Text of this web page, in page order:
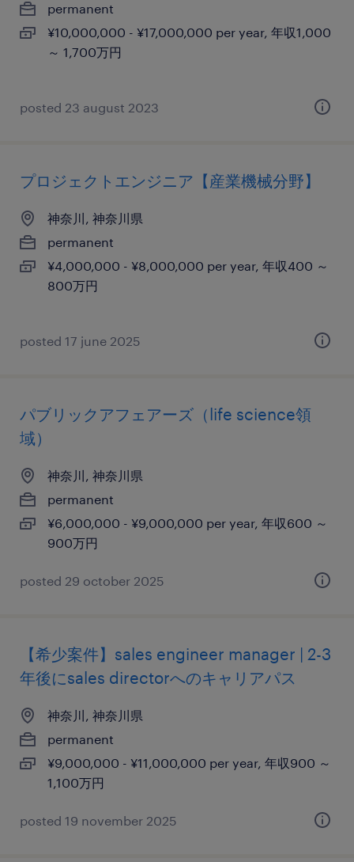
permanent
¥10,000,000 - ¥17,000,000 per year, 年収1,000
～ 1,700万円
posted 23 august 2023
プロジェクトエンジニア【産業機械分野】
神奈川, 神奈川県
permanent
¥4,000,000 - ¥8,000,000 per year, 年収400 ～
800万円
posted 17 june 2025
パブリックアフェアーズ（life science領
域）
神奈川, 神奈川県
permanent
¥6,000,000 - ¥9,000,000 per year, 年収600 ～
900万円
posted 29 october 2025
【希少案件】sales engineer manager | 2-3
年後にsales directorへのキャリアパス
神奈川, 神奈川県
permanent
¥9,000,000 - ¥11,000,000 per year, 年収900 ～
1,100万円
posted 19 november 2025